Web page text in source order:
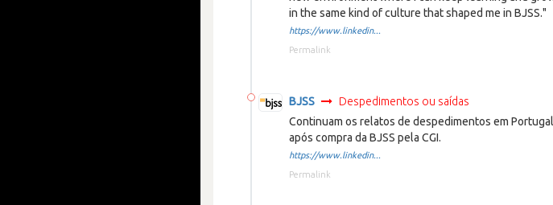
in the same kind of culture that shaped me in BJSS."
https://www.linkedin...
Permalink
BJSS
Despedimentos ou saídas
Continuam os relatos de despedimentos em Portugal
após compra da BJSS pela CGI.
https://www.linkedin...
Permalink